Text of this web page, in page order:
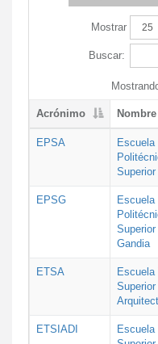
Mostrar
Buscar:
Acrónimo Nombre
EPSA
Escuela
EPSG
Escuela
Superior
Gandia
ETSA
Superior
ETSIADI